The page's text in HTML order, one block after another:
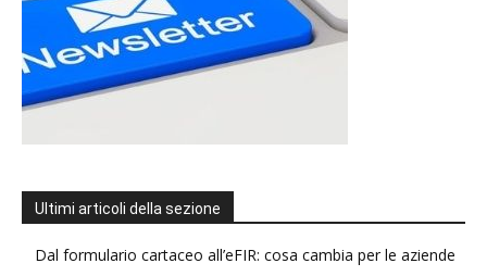
Ultimi articoli della sezione
Dal formulario cartaceo all’eFIR: cosa cambia per le aziende